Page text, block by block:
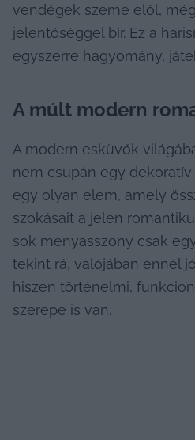
vendégek szeme elől,
jelentőséggel bír. Ez a
egyszerre hagyomány,
A múlt modern
A modern esküvők
nem csupán egy dekoratív
egy olyan elem, amely
szokásait a jelen
sok menyasszony csak
tekint rá, valójában ennél
hiszen történelmi,
szerepe is van.